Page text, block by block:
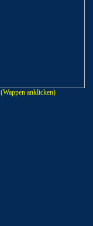
(Wappen anklicken)